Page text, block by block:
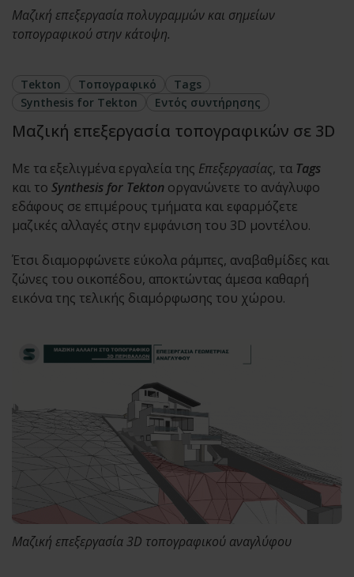
Μαζική επεξεργασία πολυγραμμών και σημείων
τοπογραφικού στην κάτοψη.
Tekton Τοπογραφικό
Tags
Synthesis for Tekton
Εντός συντήρησης
Μαζική επεξεργασία τοπογραφικών σε 3D
Με τα εξελιγμένα εργαλεία της Επεξεργασίας, τα Tags
και το Synthesis for Tekton οργανώνετε το ανάγλυφο
εδάφους σε επιμέρους τμήματα και εφαρμόζετε
μαζικές αλλαγές στην εμφάνιση του 3D μοντέλου.
Έτσι διαμορφώνετε εύκολα ράμπες, αναβαθμίδες και
ζώνες του οικοπέδου, αποκτώντας άμεσα καθαρή
εικόνα της τελικής διαμόρφωσης του χώρου.
Μαζική επεξεργασία 3D τοπογραφικού αναγλύφου